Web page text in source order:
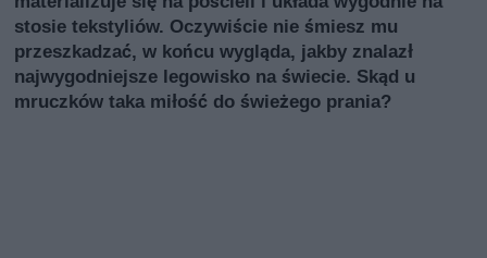
stosie tekstyliów. Oczywiście nie śmiesz mu
przeszkadzać, w końcu wygląda, jakby znalazł
najwygodniejsze legowisko na świecie. Skąd u
mruczków taka miłość do świeżego prania?